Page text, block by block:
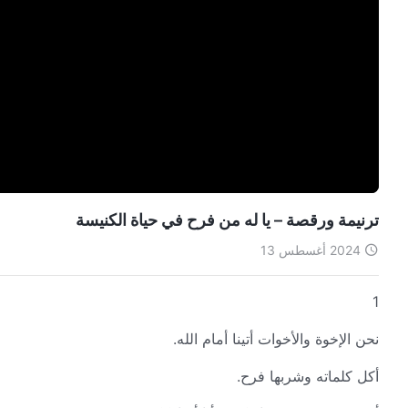
ترنيمة ورقصة – يا له من فرح في حياة الكنيسة
2024 أغسطس 13
1
نحن الإخوة والأخوات أتينا أمام الله.
أكل كلماته وشربها فرح.